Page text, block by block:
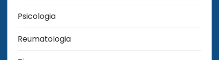
Psicologia
Reumatologia